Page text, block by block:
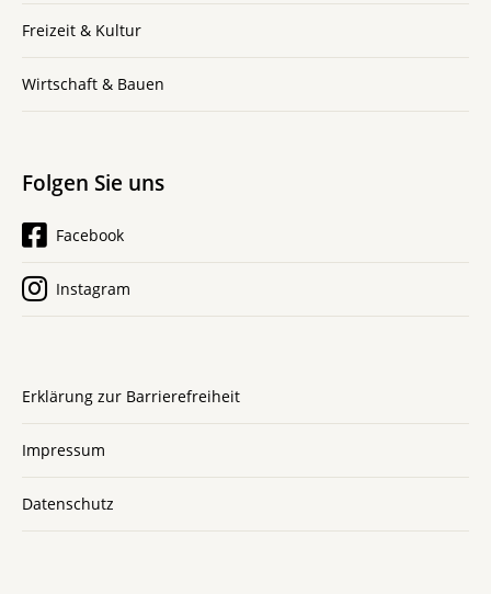
Freizeit & Kultur
Wirtschaft & Bauen
Folgen Sie uns
Facebook
Instagram
Erklärung zur Barrierefreiheit
Impressum
Datenschutz